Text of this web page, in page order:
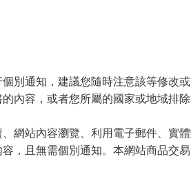
別通知，建議您隨時注意該等修改
內容，或者您所屬的國家或地域排
網站內容瀏覽、利用電子郵件、實
，且無需個別通知。本網站商品交